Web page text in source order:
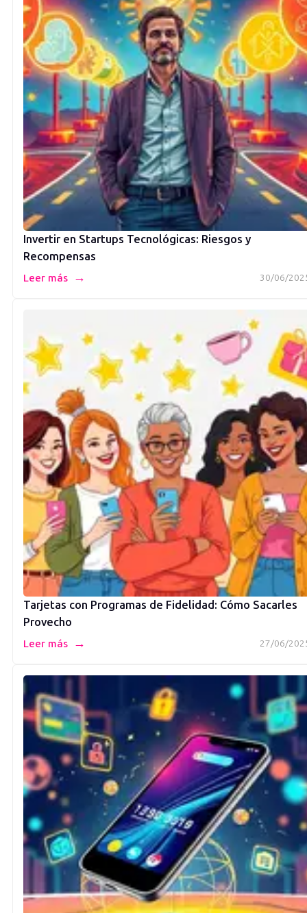
Invertir en Startups Tecnológicas: Riesgos y
Recompensas
30/06/
Leer más →
Tarjetas con Programas de Fidelidad: Cómo Sacarles
Provecho
27/06/
Leer más →